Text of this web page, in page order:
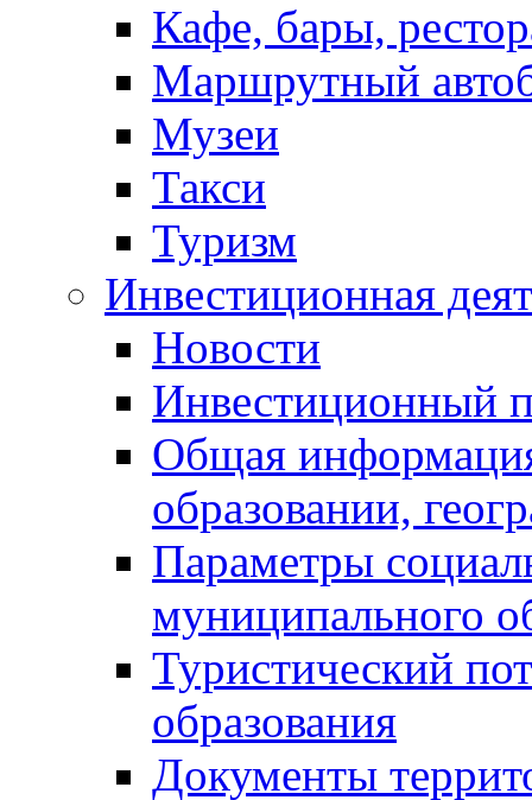
Кафе, бары,
Маршрутный
Музеи
Такси
Туризм
Инвестиционная
Новости
Инвестиционный
Общая
образовании,
Параметры
муниципального
Туристический
образования
Документы